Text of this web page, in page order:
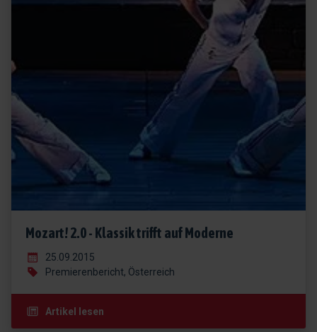
Mozart! 2.0 - Klassik trifft auf Moderne
25.09.2015
Premierenbericht, Österreich
Artikel lesen